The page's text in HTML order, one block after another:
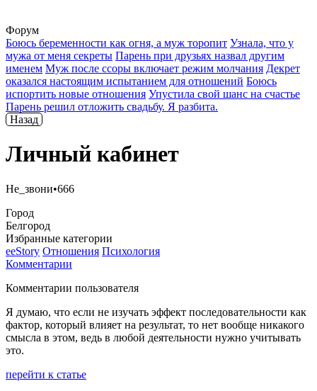
Форум
Боюсь беременности как огня, а муж торопит Узнала, что у
мужа от меня секреты Парень при друзьях назвал другим
именем Муж после ссоры включает режим молчания Декрет
оказался настоящим испытанием для отношений Боюсь
испортить новые отношения Упустила свой шанс на счастье
Парень решил отложить свадьбу. Я разбита.
Назад
Личный кабинет
Не_звони•666
Город
Белгород
Избранные категории
ееStory Отношения Психология
Комментарии
Комментарии пользователя
Я думаю, что если не изучать эффект последовательности как
фактор, который влияет на результат, то нет вообще никакого
смысла в этом, ведь в любой деятельности нужно учитывать
это.
перейти к статье